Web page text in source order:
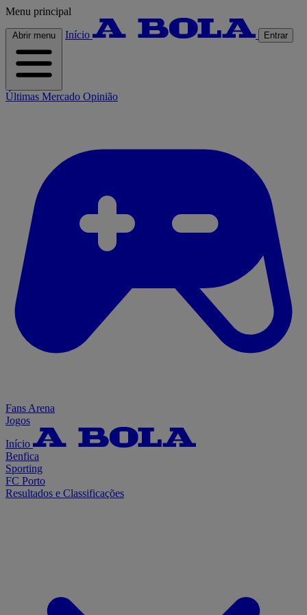
Menu principal
Abrir menu Início Entrar
Últimas Mercado Opinião
Fans Arena
Jogos
Início
Benfica
Sporting
FC Porto
Resultados e Classificações